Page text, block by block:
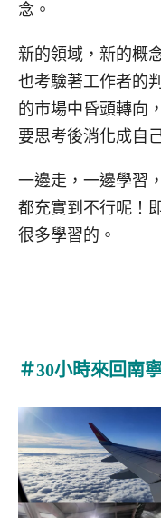
念。
新的領域，新的概
也考驗著工作者的
的市場中昏頭轉向
要思考後消化成自
一邊走，一邊學習
都充實到不行呢！
很多學習的。
＃30小時來回南